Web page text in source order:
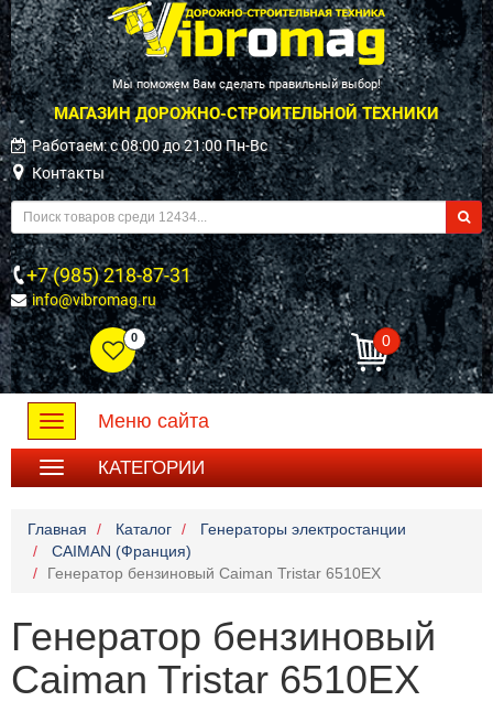
Мы поможем Вам сделать правильный выбор!
МАГАЗИН ДОРОЖНО-СТРОИТЕЛЬНОЙ ТЕХНИКИ
Работаем: c 08:00 до 21:00 Пн-Вс
Контакты
+7 (985) 218-87-31
info@vibromag.ru
0 0
Toggle
navigation
Меню сайта
КАТЕГОРИИ
Главная Каталог
Генераторы электростанции
CAIMAN (Франция)
Генератор бензиновый Caiman Tristar 6510EX
Генератор бензиновый
Caiman Tristar 6510EX